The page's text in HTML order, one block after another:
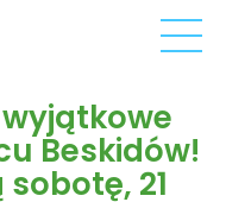
Beskidów!
21